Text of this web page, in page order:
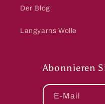
Der Blog
Langyarns Wolle
Abonnieren
E-Mail